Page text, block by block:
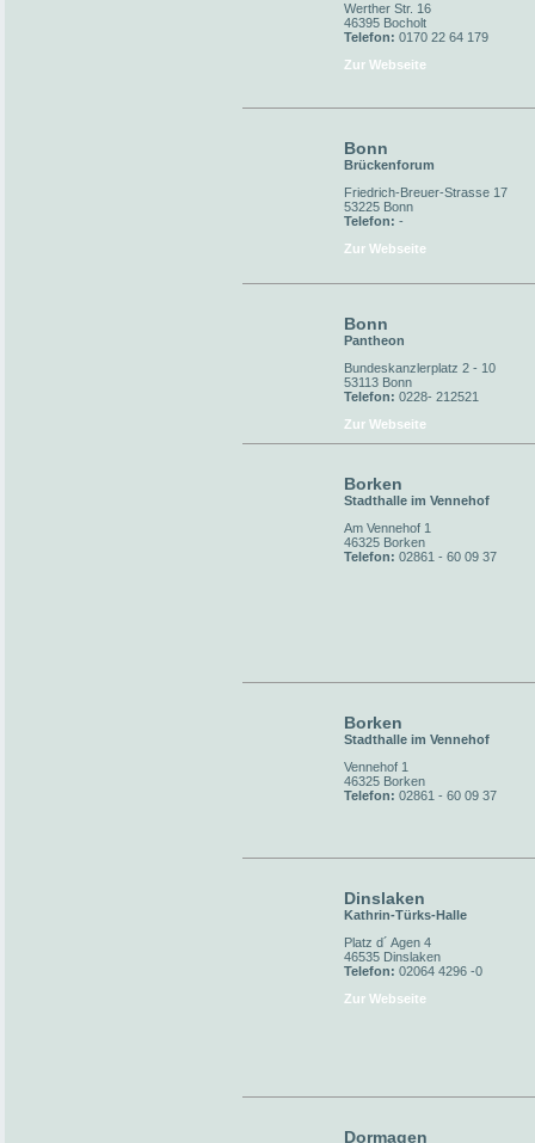
Werther Str. 16
46395 Bocholt
Telefon: 0170 22 64 179
Zur Webseite
Bonn
Brückenforum
Friedrich-Breuer-Strasse 17
53225 Bonn
Telefon: -
Zur Webseite
Bonn
Pantheon
Bundeskanzlerplatz 2 - 10
53113 Bonn
Telefon: 0228- 212521
Zur Webseite
Borken
Stadthalle im Vennehof
Am Vennehof 1
46325 Borken
Telefon: 02861 - 60 09 37
Borken
Stadthalle im Vennehof
Vennehof 1
46325 Borken
Telefon: 02861 - 60 09 37
Dinslaken
Kathrin-Türks-Halle
Platz d´ Agen 4
46535 Dinslaken
Telefon: 02064 4296 -0
Zur Webseite
Dormagen